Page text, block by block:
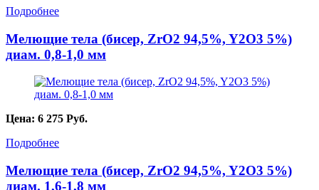
Подробнее
Мелющие тела (бисер, ZrO2 94,5%, Y2O3 5%)
диам. 0,8-1,0 мм
Цена: 6 275 Руб.
Подробнее
Мелющие тела (бисер, ZrO2 94,5%, Y2O3 5%)
диам. 1,6-1,8 мм